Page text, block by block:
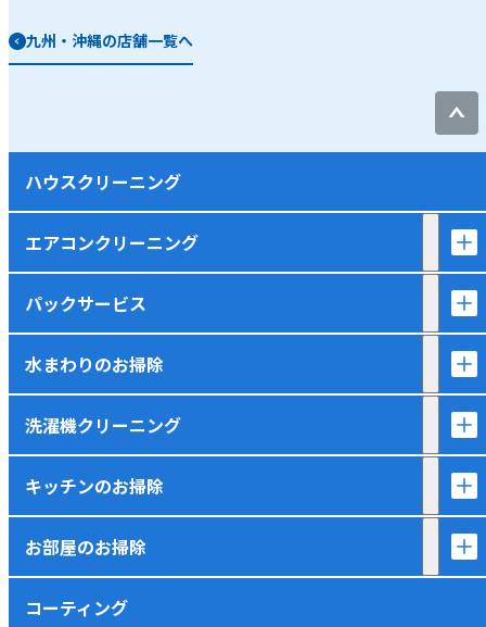
九州・沖縄の店舗一覧へ
ハウスクリーニング
エアコンクリーニング
パックサービス
水まわりのお掃除
洗濯機クリーニング
キッチンのお掃除
お部屋のお掃除
コーティング